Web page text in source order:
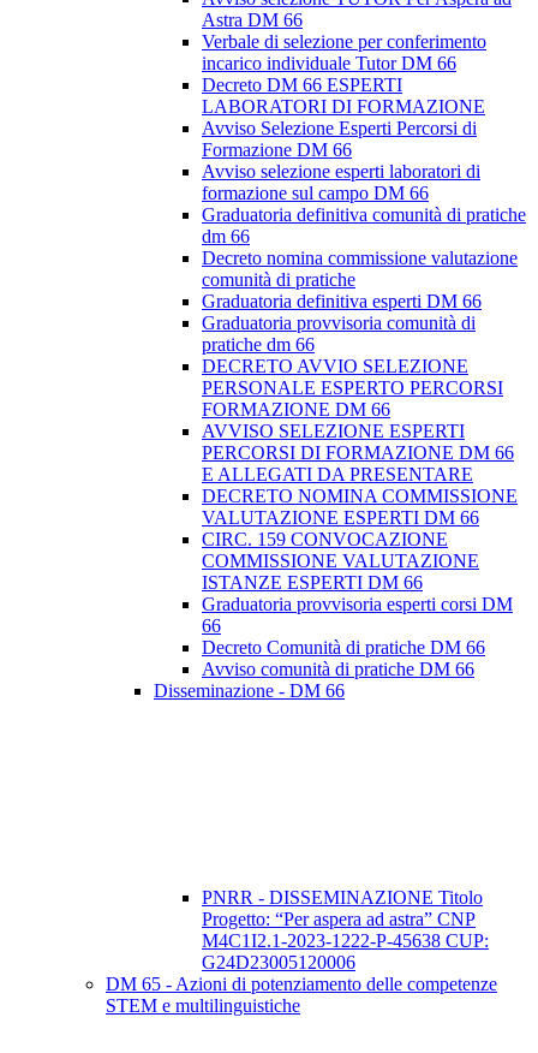
Astra DM 66
Verbale di selezione per conferimento
incarico individuale Tutor DM 66
Decreto DM 66 ESPERTI
LABORATORI DI FORMAZIONE
Avviso Selezione Esperti Percorsi di
Formazione DM 66
Avviso selezione esperti laboratori di
formazione sul campo DM 66
Graduatoria definitiva comunità di pratiche
dm 66
Decreto nomina commissione valutazione
comunità di pratiche
Graduatoria definitiva esperti DM 66
Graduatoria provvisoria comunità di
pratiche dm 66
DECRETO AVVIO SELEZIONE
PERSONALE ESPERTO PERCORSI
FORMAZIONE DM 66
AVVISO SELEZIONE ESPERTI
PERCORSI DI FORMAZIONE DM 66
E ALLEGATI DA PRESENTARE
DECRETO NOMINA COMMISSIONE
VALUTAZIONE ESPERTI DM 66
CIRC. 159 CONVOCAZIONE
COMMISSIONE VALUTAZIONE
ISTANZE ESPERTI DM 66
Graduatoria provvisoria esperti corsi DM
66
Decreto Comunità di pratiche DM 66
Avviso comunità di pratiche DM 66
Disseminazione - DM 66
PNRR - DISSEMINAZIONE Titolo
Progetto: “Per aspera ad astra” CNP
M4C1I2.1-2023-1222-P-45638 CUP:
G24D23005120006
DM 65 - Azioni di potenziamento delle competenze
STEM e multilinguistiche